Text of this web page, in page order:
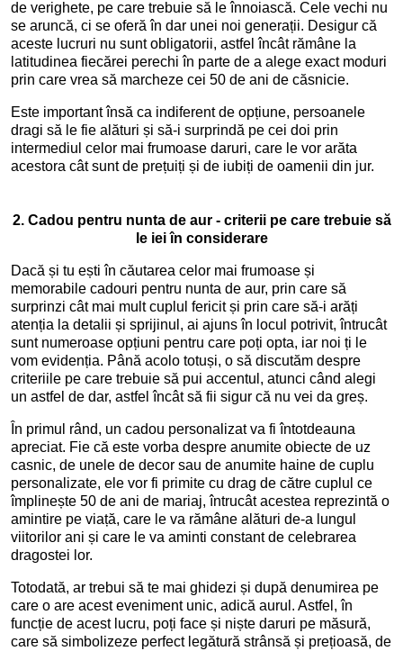
de verighete, pe care trebuie să le înnoiască. Cele vechi nu
se aruncă, ci se oferă în dar unei noi generații. Desigur că
aceste lucruri nu sunt obligatorii, astfel încât rămâne la
latitudinea fiecărei perechi în parte de a alege exact moduri
prin care vrea să marcheze cei 50 de ani de căsnicie.
Este important însă ca indiferent de opțiune, persoanele
dragi să le fie alături și să-i surprindă pe cei doi prin
intermediul celor mai frumoase daruri, care le vor arăta
acestora cât sunt de prețuiți și de iubiți de oamenii din jur.
2. Cadou pentru nunta de aur - criterii pe care trebuie să
le iei în considerare
Dacă și tu ești în căutarea celor mai frumoase și
memorabile cadouri pentru nunta de aur, prin care să
surprinzi cât mai mult cuplul fericit și prin care să-i arăți
atenția la detalii și sprijinul, ai ajuns în locul potrivit, întrucât
sunt numeroase opțiuni pentru care poți opta, iar noi ți le
vom evidenția. Până acolo totuși, o să discutăm despre
criteriile pe care trebuie să pui accentul, atunci când alegi
un astfel de dar, astfel încât să fii sigur că nu vei da greș.
În primul rând, un cadou personalizat va fi întotdeauna
apreciat. Fie că este vorba despre anumite obiecte de uz
casnic, de unele de decor sau de anumite haine de cuplu
personalizate, ele vor fi primite cu drag de către cuplul ce
împlinește 50 de ani de mariaj, întrucât acestea reprezintă o
amintire pe viață, care le va rămâne alături de-a lungul
viitorilor ani și care le va aminti constant de celebrarea
dragostei lor.
Totodată, ar trebui să te mai ghidezi și după denumirea pe
care o are acest eveniment unic, adică aurul. Astfel, în
funcție de acest lucru, poți face și niște daruri pe măsură,
care să simbolizeze perfect legătură strânsă și prețioasă, de